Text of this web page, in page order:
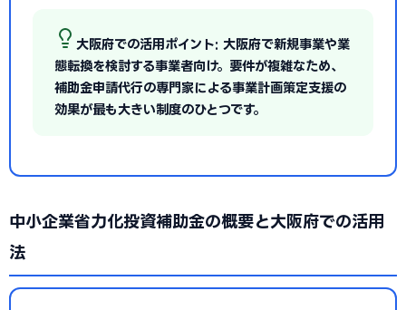
大阪府での活用ポイント: 大阪府で新規事業や業
態転換を検討する事業者向け。要件が複雑なため、
補助金申請代行の専門家による事業計画策定支援の
効果が最も大きい制度のひとつです。
中小企業省力化投資補助金の概要と大阪府での活用
法